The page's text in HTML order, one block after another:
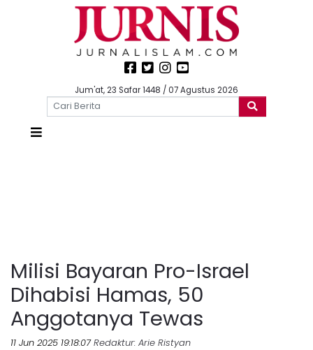
Jum'at, 23 Safar 1448 / 07 Agustus 2026
Milisi Bayaran Pro-Israel
Dihabisi Hamas, 50
Anggotanya Tewas
11 Jun 2025 19:18:07 Redaktur: Arie Ristyan